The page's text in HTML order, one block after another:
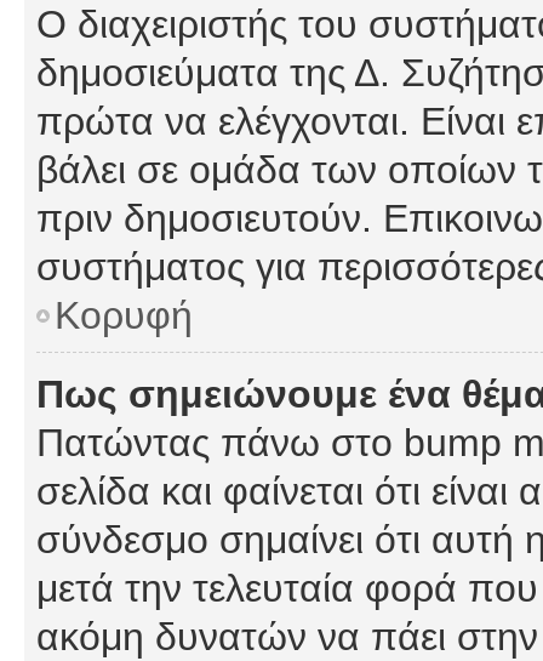
Ο διαχειριστής του
δημοσιεύματα της Δ.
πρώτα να ελέγχονται. Είναι
βάλει σε ομάδα των οποίων
πριν δημοσιευτούν.
συστήματος για
Κορυφή
Πως σημειώνουμε ένα
Πατώντας πάνω στο bump
σελίδα και φαίνεται ότι
σύνδεσμο σημαίνει ότι αυτή
μετά την τελευταία φορά που
ακόμη δυνατών να πάει